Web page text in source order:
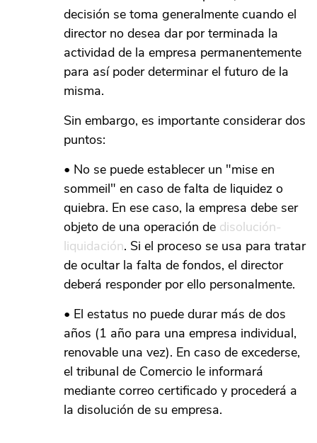
decisión se toma generalmente cuando el
director no desea dar por terminada la
actividad de la empresa permanentemente
para así poder determinar el futuro de la
misma.
Sin embargo, es importante considerar dos
puntos:
• No se puede establecer un "mise en
sommeil" en caso de falta de liquidez o
quiebra. En ese caso, la empresa debe ser
objeto de una operación de disolución-
liquidación. Si el proceso se usa para tratar
de ocultar la falta de fondos, el director
deberá responder por ello personalmente.
• El estatus no puede durar más de dos
años (1 año para una empresa individual,
renovable una vez). En caso de excederse,
el tribunal de Comercio le informará
mediante correo certificado y procederá a
la disolución de su empresa.